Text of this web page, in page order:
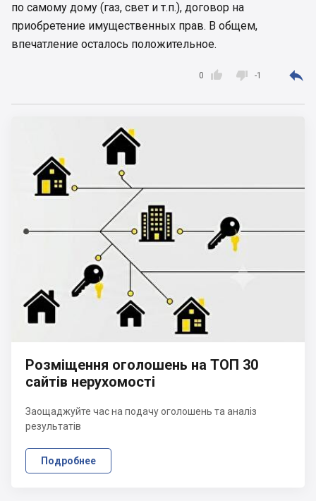
по самому дому (газ, свет и т.п.), договор на
приобретение имущественных прав. В общем,
впечатление осталось положительное.

0  -1 
Розміщення оголошень на ТОП 30
сайтів нерухомості
Заощаджуйте час на подачу оголошень та аналіз
результатів
Подробнее